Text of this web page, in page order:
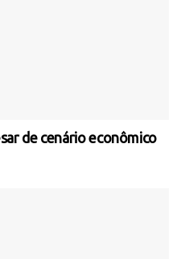
de cenário econômico